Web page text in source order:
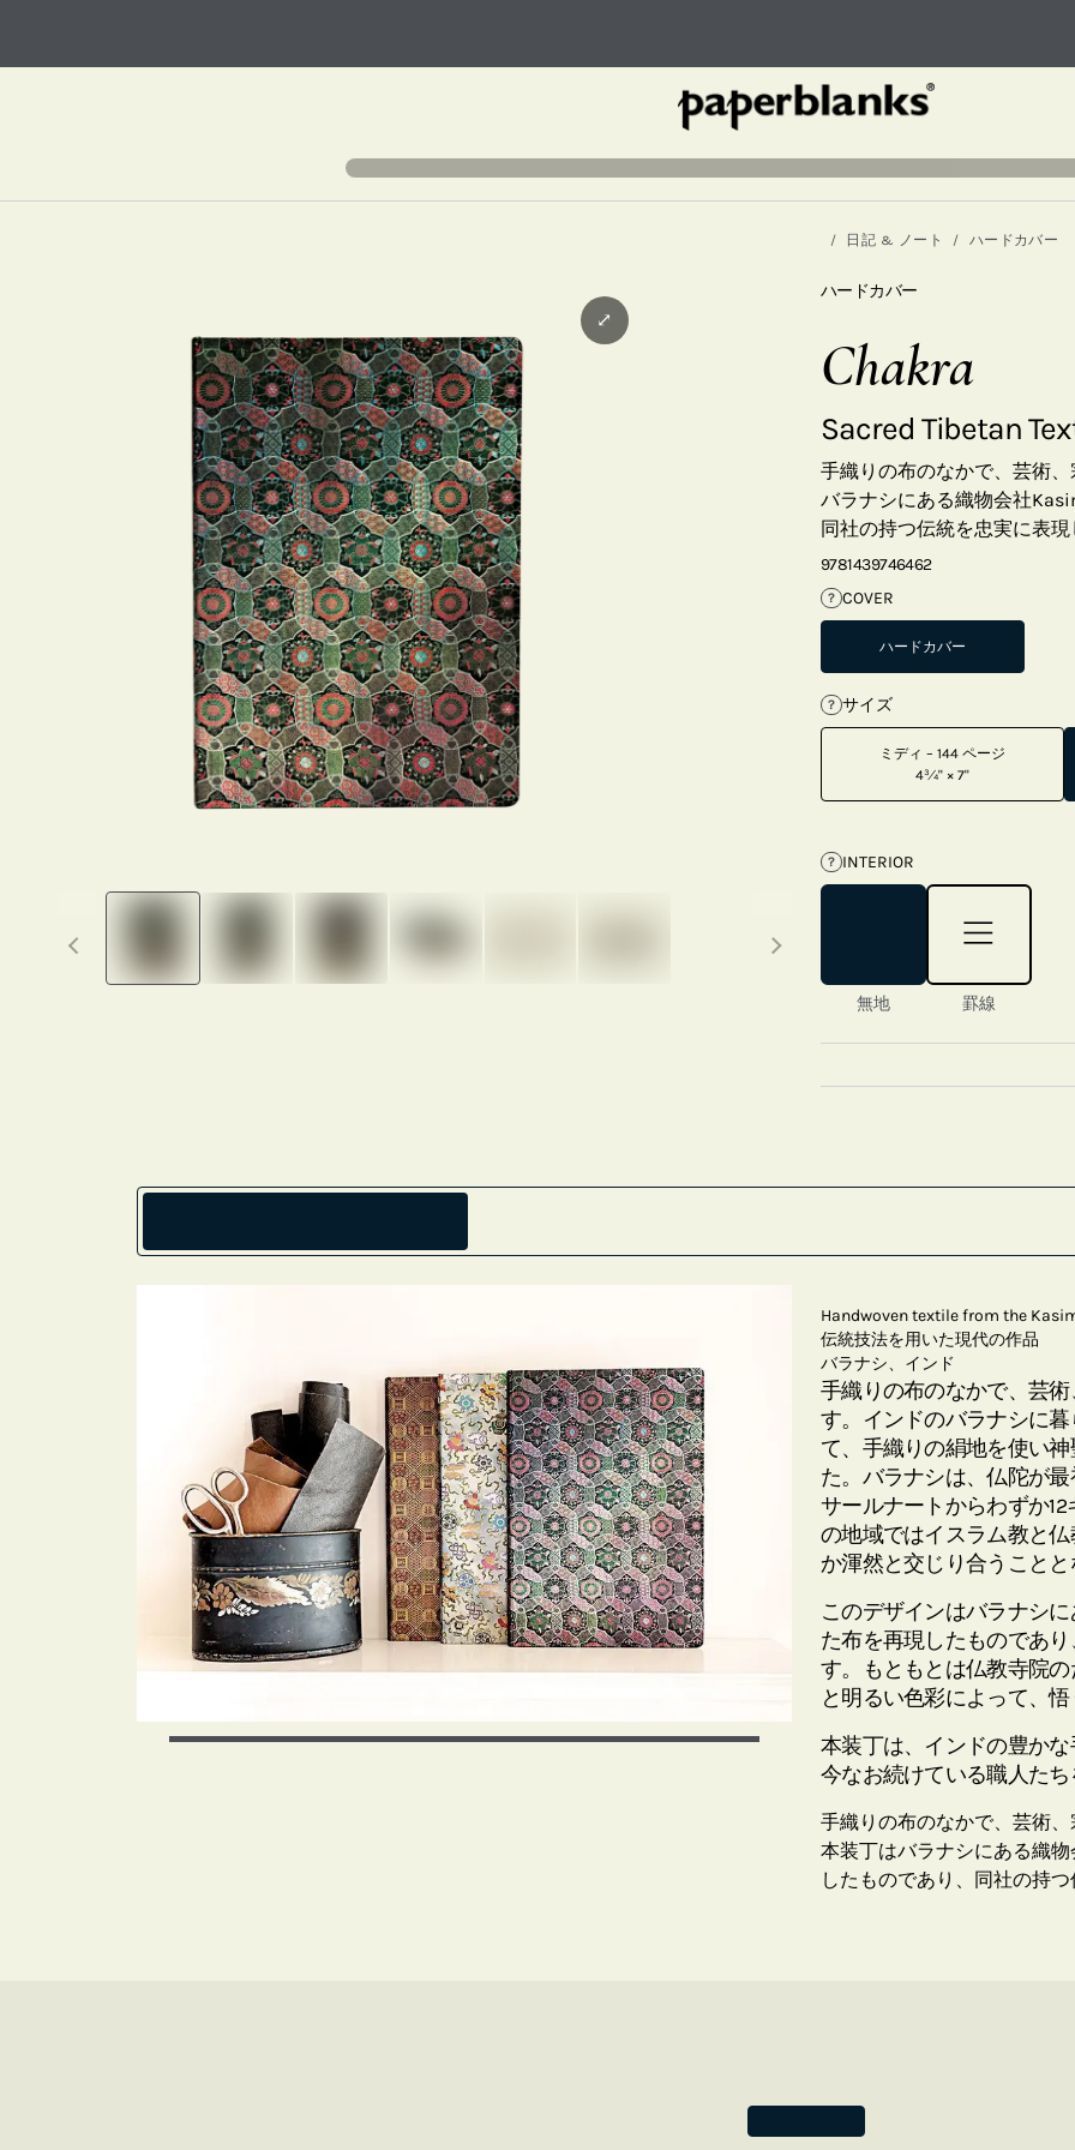
日記 & ノート ハードカバー
Previous thumbnails
⤢
ハードカバー
Chakra
Sacred Tibetan
手織りの布のなかで、芸術
バラナシにある織物会社
同社の持つ伝統を忠実に表現
9781439746462
? COVER
ハードカバー
? サイズ
ミディ – 144 ページ
4¾" × 7"
? INTERIOR
無地 罫線
Handwoven textile from the
伝統技法を用いた現代の作品
バラナシ、インド
手織りの布のなかで、芸
す。インドのバラナシに
て、手織りの絹地を使い
た。バラナシは、仏陀が
サールナートからわずか
の地域ではイスラム教と
か渾然と交じり合うことと
このデザインはバラナシ
た布を再現したものであ
す。もともとは仏教寺院
と明るい色彩によって、
本装丁は、インドの豊か
今なお続けている職人たち
手織りの布のなかで、芸術、
本装丁はバラナシにある織
したものであり、同社の持